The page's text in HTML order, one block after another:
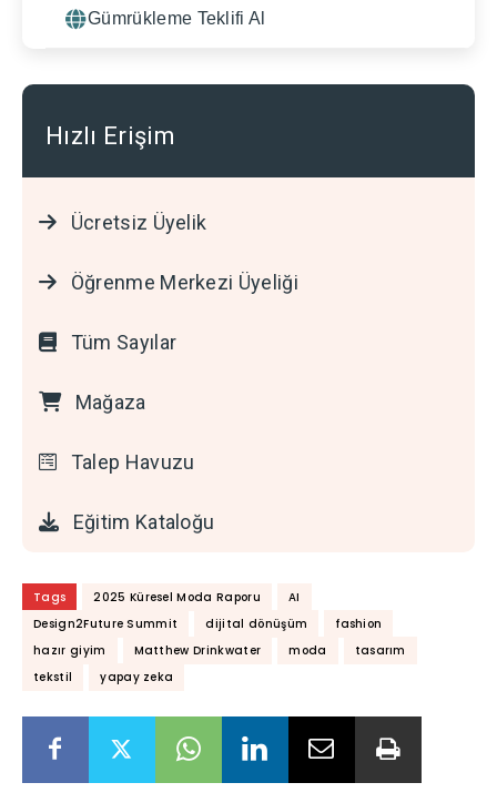
Gümrükleme Teklifi Al
Hızlı Erişim
Ücretsiz Üyelik
Öğrenme Merkezi Üyeliği
Tüm Sayılar
Mağaza
Talep Havuzu
Eğitim Kataloğu
Tags 2025 Küresel Moda Raporu
AI
Design2Future Summit
dijital dönüşüm
fashion
hazır giyim
Matthew Drinkwater moda
tasarım
tekstil
yapay zeka